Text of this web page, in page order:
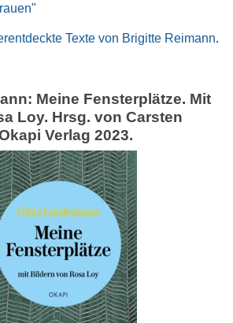
Texte von Brigitte Reimann.
Meine Fensterplätze. Mit
Loy. Hrsg. von Carsten
Verlag 2023.